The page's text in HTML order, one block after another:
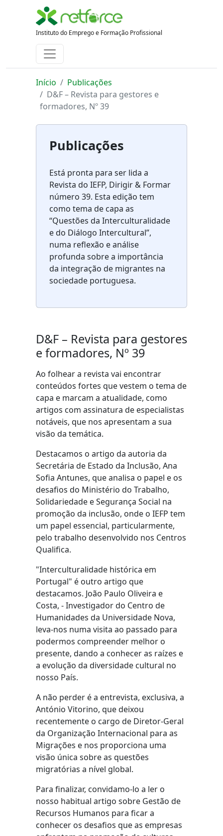
Instituto do Emprego e Formação Profissional
Início
Publicações
D&F – Revista para gestores e
formadores, Nº 39
Publicações
Está pronta para ser lida a
Revista do IEFP, Dirigir & Formar
número 39. Esta edição tem
como tema de capa as
“Questões da Interculturalidade
e do Diálogo Intercultural”,
numa reflexão e análise
profunda sobre a importância
da integração de migrantes na
sociedade portuguesa.
D&F – Revista para gestores
e formadores, Nº 39
Ao folhear a revista vai encontrar
conteúdos fortes que vestem o tema de
capa e marcam a atualidade, como
artigos com assinatura de especialistas
notáveis, que nos apresentam a sua
visão da temática.
Destacamos o artigo da autoria da
Secretária de Estado da Inclusão, Ana
Sofia Antunes, que analisa o papel e os
desafios do Ministério do Trabalho,
Solidariedade e Segurança Social na
promoção da inclusão, onde o IEFP tem
um papel essencial, particularmente,
pelo trabalho desenvolvido nos Centros
Qualifica.
"Interculturalidade histórica em
Portugal" é outro artigo que
destacamos. João Paulo Oliveira e
Costa, - Investigador do Centro de
Humanidades da Universidade Nova,
leva-nos numa visita ao passado para
podermos compreender melhor o
presente, dando a conhecer as raízes e
a evolução da diversidade cultural no
nosso País.
A não perder é a entrevista, exclusiva, a
António Vitorino, que deixou
recentemente o cargo de Diretor-Geral
da Organização Internacional para as
Migrações e nos proporciona uma
visão única sobre as questões
migratórias a nível global.
Para finalizar, convidamo-lo a ler o
nosso habitual artigo sobre Gestão de
Recursos Humanos para ficar a
conhecer os desafios que as empresas